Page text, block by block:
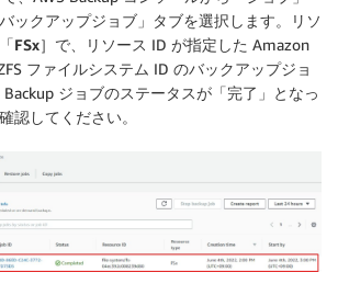
バックアップジョブ 」タブを選択します。リソ
FSx］で、リソース ID が指定した Amazon
ファイルシステム ID のバックアップジョ
Backup ジョブのステータスが「完了 」となっ
認してください。